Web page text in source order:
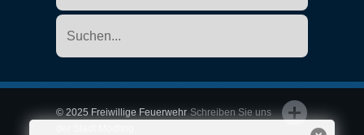
Schreiben Sie uns
© 2025 Freiwillige Feuerwehr